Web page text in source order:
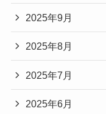
2025年9月
2025年8月
2025年7月
2025年6月